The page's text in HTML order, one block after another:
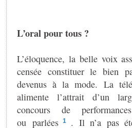
L’oral pour tous ?
L’éloquence, la belle voix
censée constituer le bien
devenus à la mode. La
alimente l’attrait d’un
concours de
ou parlées 1 . Il n’a pas